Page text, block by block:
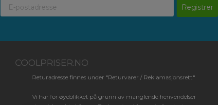
Registrer
COOLPRISER.NO
Returadresse finnes under "Returvarer / Reklamasjonsrett"
Vi har for øyeblikket på grunn av manglende henvendelser